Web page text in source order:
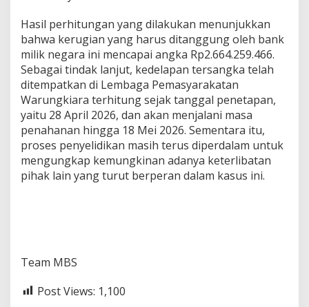
Hasil perhitungan yang dilakukan menunjukkan
bahwa kerugian yang harus ditanggung oleh bank
milik negara ini mencapai angka Rp2.664.259.466.
Sebagai tindak lanjut, kedelapan tersangka telah
ditempatkan di Lembaga Pemasyarakatan
Warungkiara terhitung sejak tanggal penetapan,
yaitu 28 April 2026, dan akan menjalani masa
penahanan hingga 18 Mei 2026. Sementara itu,
proses penyelidikan masih terus diperdalam untuk
mengungkap kemungkinan adanya keterlibatan
pihak lain yang turut berperan dalam kasus ini.
Team MBS
Post Views: 1,100